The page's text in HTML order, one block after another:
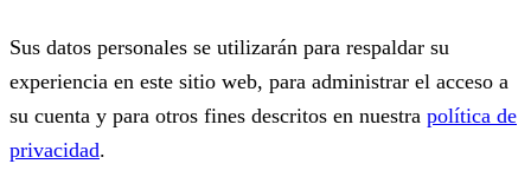
Sus datos personales se utilizarán para respaldar su
experiencia en este sitio web, para administrar el acceso a
su cuenta y para otros fines descritos en nuestra política de
privacidad.